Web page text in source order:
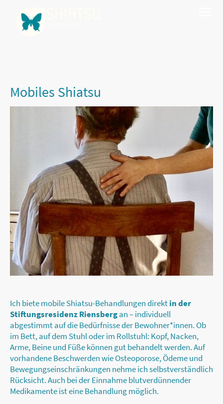
Mobiles Shiatsu
Ich biete mobile Shiatsu-Behandlungen direktin der
Stiftungsresidenz Riensbergan – individuell
abgestimmt auf die Bedürfnisse der Bewohner*innen. Ob
im Bett, auf dem Stuhl oder im Rollstuhl: Kopf, Nacken,
Arme, Beine und Füße können gut behandelt werden. Auf
vorhandene Beschwerden wie Osteoporose, Ödeme und
Bewegungseinschränkungen nehme ich selbstverständlich
Rücksicht.Auch bei der Einnahme blutverdünnender
Medikamente ist eine Behandlung möglich.